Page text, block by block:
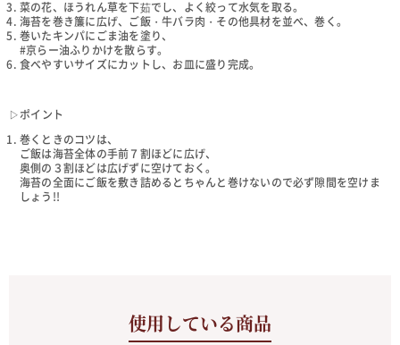
菜の花、ほうれん草を下茹でし、よく絞って水気を取る。
海苔を巻き簾に広げ、ご飯・牛バラ肉・その他具材を並べ、巻く。
巻いたキンパにごま油を塗り、
#京らー油ふりかけを散らす。
食べやすいサイズにカットし、お皿に盛り完成。
▷ポイント
巻くときのコツは、
ご飯は海苔全体の手前７割ほどに広げ、
奥側の３割ほどは広げずに空けておく。
海苔の全面にご飯を敷き詰めるとちゃんと巻けないので必ず隙間を空けま
しょう!!
使用している商品